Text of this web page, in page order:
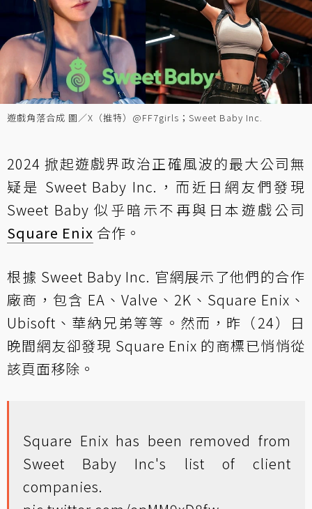
遊戲角落合成 圖／X（推特）@FF7girls；Sweet Baby Inc.
2024 掀起遊戲界政治正確風波的最大公司無
疑是 Sweet Baby Inc.，而近日網友們發現
Sweet Baby 似乎暗示不再與日本遊戲公司
Square Enix 合作。
根據 Sweet Baby Inc. 官網展示了他們的合作
廠商，包含 EA、Valve、2K、Square Enix、
Ubisoft、華納兄弟等等。然而，昨（24）日
晚間網友卻發現 Square Enix 的商標已悄悄從
該頁面移除。
Square Enix has been removed from
Sweet Baby Inc's list of client
companies.